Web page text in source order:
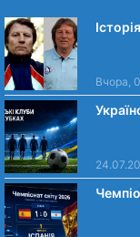
Вчора,